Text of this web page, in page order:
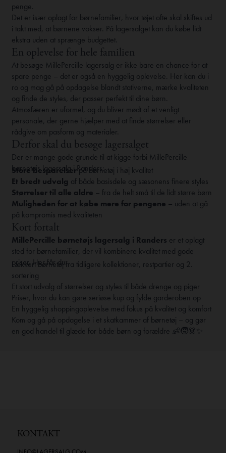
penge.
Det er især oplagt for børnefamilier, hvor tøjet ofte skal skiftes ud
i takt med, at børnene vokser. På lagersalget kan du købe lidt
ekstra uden at sprænge budgettet.
En oplevelse for hele familien
At besøge MillePercille lagersalg er ikke bare en chance for at
spare penge – det er også en hyggelig oplevelse. Her kan du i
ro og mag gå på opdagelse blandt stativerne, mærke kvaliteten
og finde de styles, der passer perfekt til dine børn.
Atmosfæren er uformel, og du bliver mødt af et venligt
personale, der gerne hjælper med at finde størrelser eller
rådgive om pasform og materialer.
Derfor skal du besøge lagersalget
Der er mange gode grunde til at kigge forbi MillePercille
børnetøjs lagersalg i Randers:
Store besparelserpå børnetøj i høj kvalitet
Et bredt udvalg af både basisdele og sæsonens finere styles
Størrelser til alle aldre – fra de helt små til de lidt større børn
Muligheden for at købe mere for pengene – uden at gå
på kompromis med kvaliteten
Kort fortalt
MillePercille børnetøjs lagersalg i Randers er et oplagt
sted for børnefamilier, der vil kombinere kvalitet med gode
priser. Her får du:
Lækkert børnetøj fra tidligere kollektioner, restpartier og 2.
sortering
Et stort udvalg af størrelser og styles til både drenge og piger
Priser, hvor du kan gøre seriøse kup og fylde garderoben op
En hyggelig shoppingoplevelse med fokus på kvalitet og komfort
Kom og gå på opdagelse i et skatkammer af børnetøj – og gør
en god handel til glæde for både børn og forældre 👶🧒👗✨
KONTAKT